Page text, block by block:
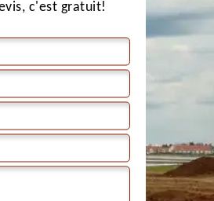
c'est gratuit!